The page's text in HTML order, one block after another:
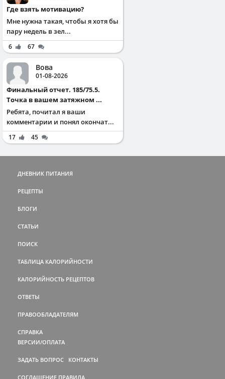
Где взять мотивацию?
Мне нужна такая, чтобы я хотя бы
пару недель в зел...
6 67
Вова
01-08-2026
Финальный отчет. 185/75.5.
Точка в вашем затяжном ...
Ребята, почитал я ваши
комментарии и понял окончат...
17 45
ДНЕВНИК ПИТАНИЯ
РЕЦЕПТЫ
БЛОГИ
СТАТЬИ
ПОИСК
ТАБЛИЦА КАЛОРИЙНОСТИ
КАЛОРИЙНОСТЬ РЕЦЕПТОВ
ОТВЕТЫ
ПРАВООБЛАДАТЕЛЯМ
СПРАВКА
ВЕРСИИ/ОПЛАТА
ЗАДАТЬ ВОПРОС КОНТАКТЫ
СОГЛАШЕНИЕ ПРАВИЛА